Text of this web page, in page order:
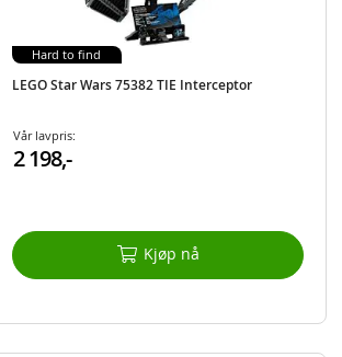
LEGO Star Wars 75382 TIE Interceptor
Vår lavpris:
2 198,-
Kjøp nå
Hard to find